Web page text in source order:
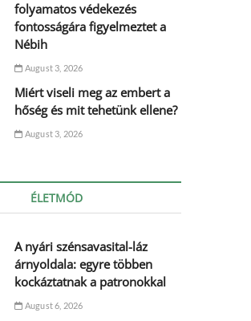
folyamatos védekezés
fontosságára figyelmeztet a
Nébih
August 3, 2026
Miért viseli meg az embert a
hőség és mit tehetünk ellene?
August 3, 2026
ÉLETMÓD
A nyári szénsavasital-láz
árnyoldala: egyre többen
kockáztatnak a patronokkal
August 6, 2026